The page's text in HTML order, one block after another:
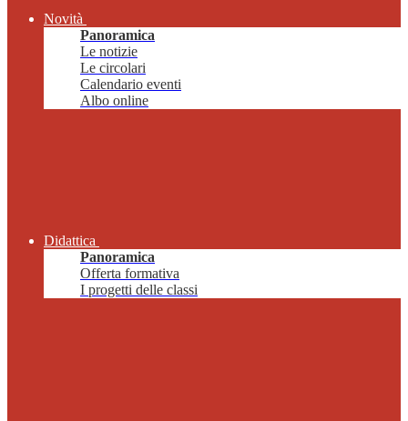
Novità
Panoramica
Le notizie
Le circolari
Calendario eventi
Albo online
Didattica
Panoramica
Offerta formativa
I progetti delle classi